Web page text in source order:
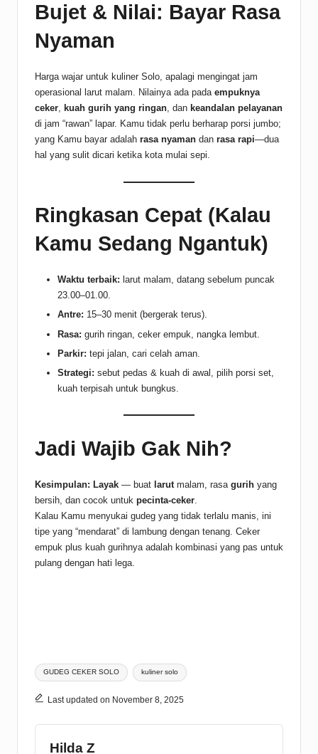
Bujet & Nilai: Bayar Rasa
Nyaman
Harga wajar untuk kuliner Solo, apalagi mengingat jam
operasional larut malam. Nilainya ada pada empuknya
ceker, kuah gurih yang ringan, dan keandalan pelayanan
di jam “rawan” lapar. Kamu tidak perlu berharap porsi jumbo;
yang Kamu bayar adalah rasa nyaman dan rasa rapi—dua
hal yang sulit dicari ketika kota mulai sepi.
Ringkasan Cepat (Kalau
Kamu Sedang Ngantuk)
Waktu terbaik: larut malam, datang sebelum puncak
23.00–01.00.
Antre: 15–30 menit (bergerak terus).
Rasa: gurih ringan, ceker empuk, nangka lembut.
Parkir: tepi jalan, cari celah aman.
Strategi: sebut pedas & kuah di awal, pilih porsi set,
kuah terpisah untuk bungkus.
Jadi Wajib Gak Nih?
Kesimpulan: Layak — buat larut malam, rasa gurih yang
bersih, dan cocok untuk pecinta-ceker
Kalau Kamu menyukai gudeg yang tidak terlalu manis, ini
tipe yang “mendarat” di lambung dengan tenang. Ceker
empuk plus kuah gurihnya adalah kombinasi yang pas untuk
pulang dengan hati lega.
Tags:
GUDEG CEKER SOLO kuliner solo
Last updated on November 8, 2025
Hilda Z